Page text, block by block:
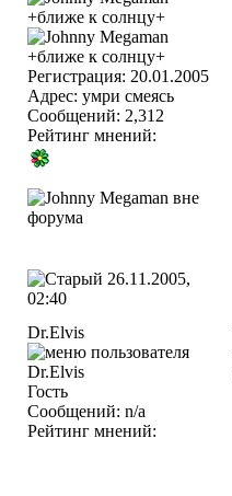
Регистрация: 20.01.2005
Адрес: умри смеясь
Сообщений: 2,312
Рейтинг мнений:
26.11.2005,
02:40
Dr.Elvis
Гость
Сообщений: n/a
Рейтинг мнений: